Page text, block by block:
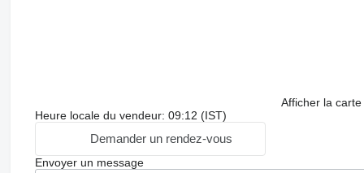
Afficher la carte
Heure locale du vendeur: 09:12 (IST)
Demander un rendez-vous
Envoyer un message